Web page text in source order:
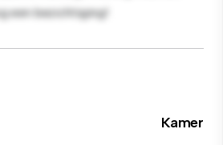
een bezichtiging!
Kamer